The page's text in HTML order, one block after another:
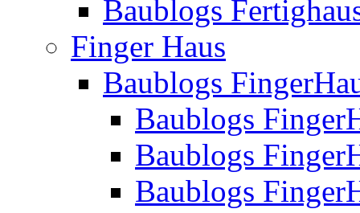
Baublogs
Finger Haus
Baublogs
Baublogs
Baublogs
Baublogs